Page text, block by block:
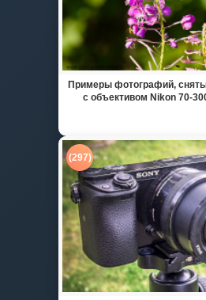
Примеры фотографий,
с объективом Nikon 70-
(297)